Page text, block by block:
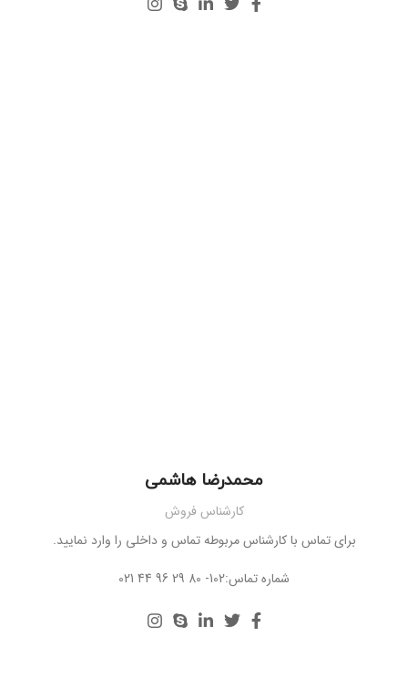
محمدرضا هاشمی
کارشناس فروش
برای تماس با کارشناس مربوطه تماس و داخلی را وارد نمایید.
021 44 96 29 80 -102:شماره تماس